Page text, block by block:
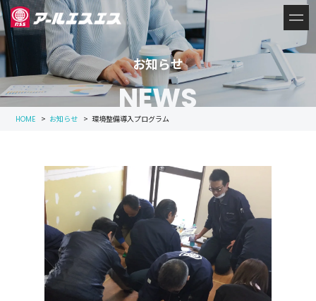
お知らせ
NEWS
HOME > お知らせ > 環境整備導入プログラム